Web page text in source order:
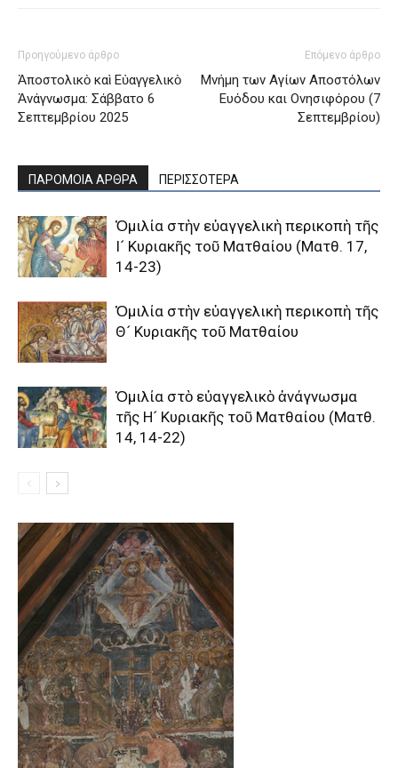
Προηγούμενο άρθρο
Ἀποστολικὸ καὶ Εὐαγγελικὸ
Ἀνάγνωσμα: Σάββατο 6
Σεπτεμβρίου 2025
Επόμενο άρθρο
Mνήμη των Aγίων Aποστόλων
Eυόδου και Oνησιφόρου (7
Σεπτεμβρίου)
ΠΑΡΟΜΟΙΑ ΑΡΘΡΑ ΠΕΡΙΣΣΟΤΕΡΑ
Ὁμιλία στὴν εὐαγγελικὴ περικοπὴ τῆς
Ι´ Κυριακῆς τοῦ Ματθαίου (Ματθ. 17,
14-23)
Ὁμιλία στὴν εὐαγγελικὴ περικοπὴ τῆς
Θ´ Κυριακῆς τοῦ Ματθαίου
Ὁμιλία στὸ εὐαγγελικὸ ἀνάγνωσμα
τῆς Η´ Κυριακῆς τοῦ Ματθαίου (Ματθ.
14, 14-22)